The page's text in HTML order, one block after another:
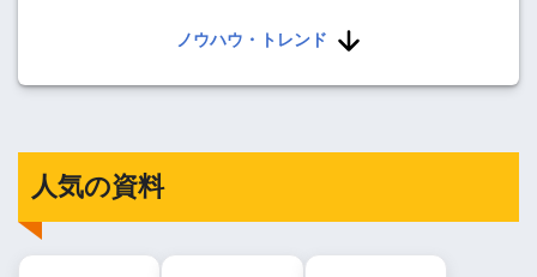
ノウハウ・トレンド
人気の資料